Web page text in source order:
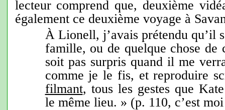
lecteur comprend que, deuxième
également ce deuxième voyage à
À Lionell, j’avais prétendu qu’il
famille, ou de quelque chose de
soit pas surpris quand il me
comme je le fis, et reproduire
filmant, tous les gestes que
le même lieu. » (p. 110, c’est